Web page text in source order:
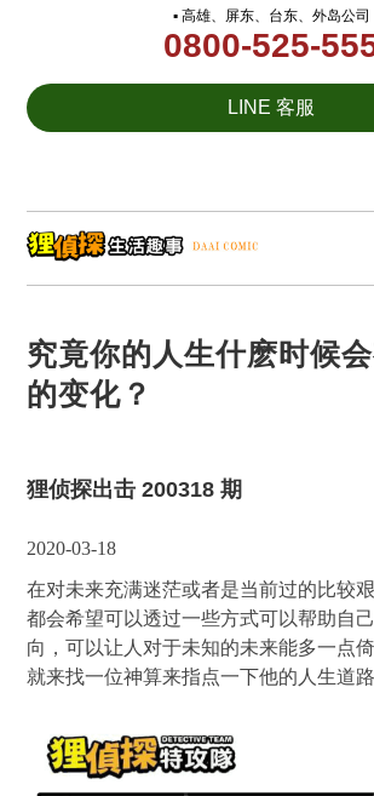
▪ 高雄、屏东、台东、外岛公司
0800-525-
LINE 客服
究竟你的人生什麽时候
的变化？
狸侦探出击 200318 期
2020-03-18
在对未来充满迷茫或者是当前过的比较
都会希望可以透过一些方式可以帮助自
向，可以让人对于未知的未来能多一点
就来找一位神算来指点一下他的人生道